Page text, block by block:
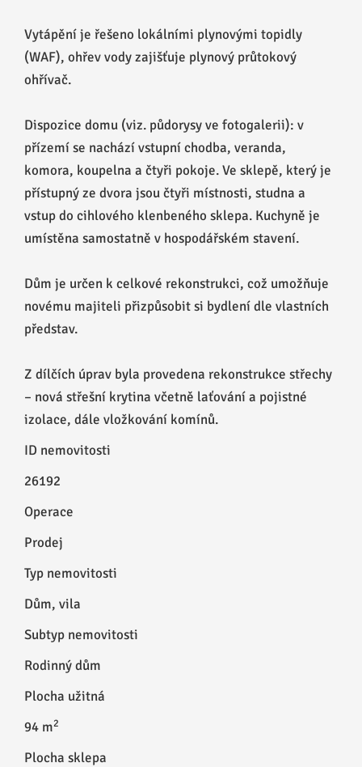
Vytápění je řešeno lokálními plynovými topidly
(WAF), ohřev vody zajišťuje plynový průtokový
ohřívač.
Dispozice domu (viz. půdorysy ve fotogalerii): v
přízemí se nachází vstupní chodba, veranda,
komora, koupelna a čtyři pokoje. Ve sklepě, který je
přístupný ze dvora jsou čtyři místnosti, studna a
vstup do cihlového klenbeného sklepa. Kuchyně je
umístěna samostatně v hospodářském stavení.
Dům je určen k celkové rekonstrukci, což umožňuje
novému majiteli přizpůsobit si bydlení dle vlastních
představ.
Z dílčích úprav byla provedena rekonstrukce střechy
– nová střešní krytina včetně laťování a pojistné
izolace, dále vložkování komínů.
ID nemovitosti
26192
Operace
Prodej
Typ nemovitosti
Dům, vila
Subtyp nemovitosti
Rodinný dům
Plocha užitná
94 m2
Plocha sklepa